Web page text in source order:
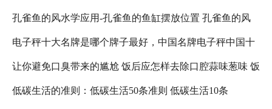
孔雀鱼的风水学应用-孔雀鱼的鱼缸摆放位置 孔雀鱼的风
水禁忌
电子秤十大名牌是哪个牌子最好，中国名牌电子秤中国十
大名牌电子秤 人体电子秤十大名牌是哪个牌子最好
让你避免口臭带来的尴尬 饭后应怎样去除口腔蒜味葱味 饭
后口臭减轻
低碳生活的准则：低碳生活50条准则 低碳生活10条